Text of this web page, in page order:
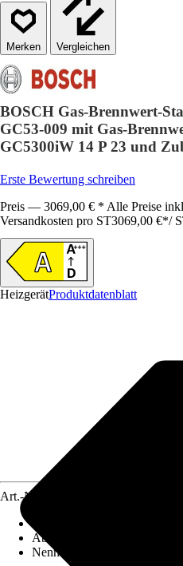
Vergleichen
BOSCH Gas-Brennwert-
GC53-009 mit Gas-
GC5300iW 14 P 23 und
Erste Bewertung schreiben
Preis — 3069,00 € * Alle Preise
Versandkosten pro ST3069,00 €*/
HeizgerätProduktdatenblatt
Art.-Nr.
Abgasanschluss
Nennwärmeleistung